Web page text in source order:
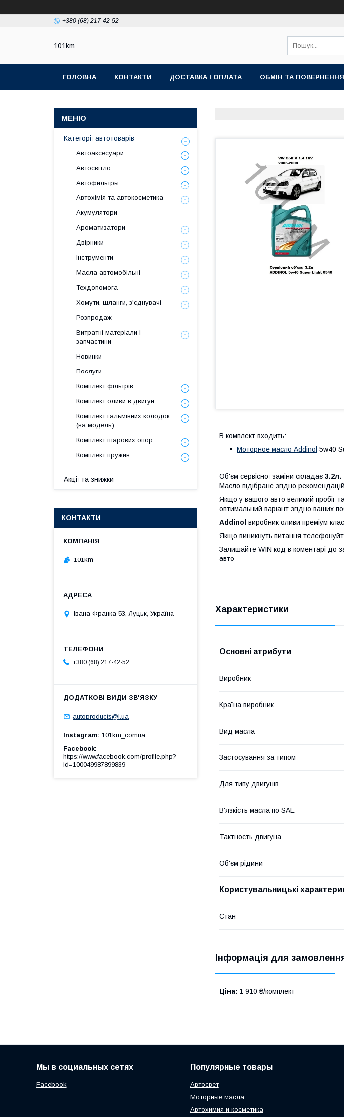
+380 (68) 217-42-52
101km
ГОЛОВНА КОНТАКТИ ДОСТАВКА І ОПЛАТА ОБМІН ТА ПОВЕРНЕННЯ
В комплект входить:
Моторное масло Addinol 5w40
Об'єм сервісної заміни складає 3.2л.
Масло підібране згідно
Якщо у вашого авто великий пробіг
оптимальний варіант згідно ваших
Addinol виробник оливи преміум
Якщо виникнуть питання
Залишайте WIN код в коментарі до
авто
Характеристики
Основні атрибути
Виробник
Країна виробник
Вид масла
Застосування за типом
Для типу двигунів
В'язкість масла по SAE
Тактность двигуна
Об'єм рідини
Користувальницькі
Стан
Інформація для
Ціна: 1 910 ₴/комплект
Категорії автотоварів
Автоаксесуари
Автосвітло
Автофильтры
Автохімія та автокосметика
Акумулятори
Ароматизатори
Двірники
Інструменти
Масла автомобільні
Техдопомога
Хомути, шланги, з'єднувачі
Розпродаж
Витратні матеріали і
запчастини
Новинки
Послуги
Комплект фільтрів
Комплект оливи в двигун
Комплект гальмівних колодок
(на модель)
Комплект шарових опор
Комплект пружин
Акції та знижки
КОНТАКТИ
101km
Івана Франка 53, Луцьк, Україна
+380 (68) 217-42-52
autoproducts@i.ua
Instagram 101km_comua
Facebook
https://www.facebook.com/profile.php?
id=100049987899839
Мы в социальных сетях
Facebook
Популярные товары
Автосвет
Моторные масла
Автохимия и косметика